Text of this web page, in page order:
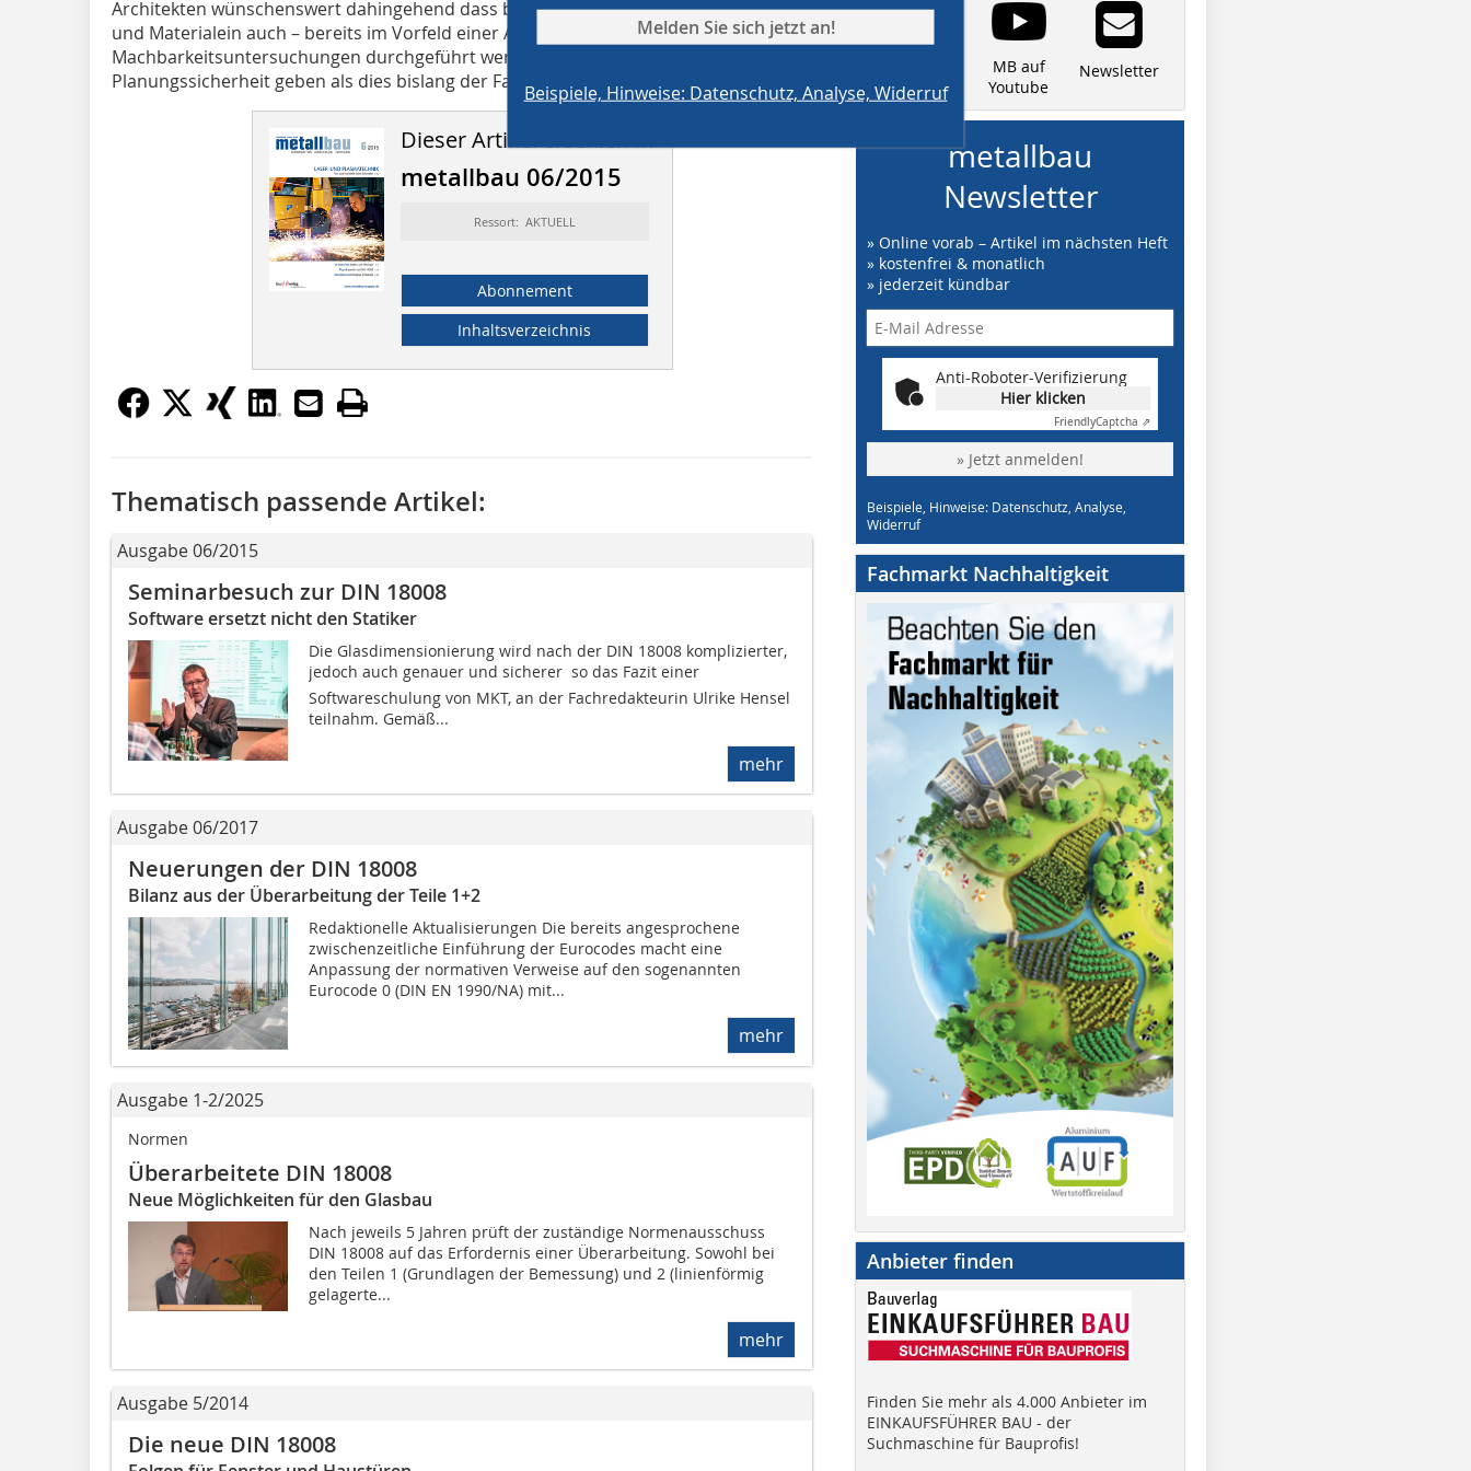
Architekten wünschenswert dahingehend dass bereits – wie bei anderen Bauteilen
und Materialein auch – bereits im Vorfeld einer Ausschreibung Vorstatik und
Machbarkeitsuntersuchungen durchgeführt werden. Dies würde deutlich mehr
Planungssicherheit geben als dies bislang der Fall ist.
Dieser Artikel erschien in
metallbau 06/2015
Ressort: AKTUELL
Abonnement
Inhaltsverzeichnis
Melden Sie sich jetzt an!
Beispiele, Hinweise: Datenschutz, Analyse, Widerruf
Thematisch passende Artikel:
Ausgabe 06/2015
Seminarbesuch zur DIN 18008
Software ersetzt nicht den Statiker
Die Glasdimensionierung wird nach der DIN 18008 komplizierter,
jedoch auch genauer und sicherer  so das Fazit einer
Softwareschulung von MKT, an der Fachredakteurin Ulrike Hensel
teilnahm. Gemäß...
mehr
Ausgabe 06/2017
Neuerungen der DIN 18008
Bilanz aus der Überarbeitung der Teile 1+2
Redaktionelle Aktualisierungen Die bereits angesprochene
zwischenzeitliche Einführung der Eurocodes macht eine
Anpassung der normativen Verweise auf den sogenannten
Eurocode 0 (DIN EN 1990/NA) mit...
mehr
Ausgabe 1-2/2025
Normen
Überarbeitete DIN 18008
Neue Möglichkeiten für den Glasbau
Nach jeweils 5 Jahren prüft der zuständige Normenausschuss
DIN 18008 auf das Erfordernis einer Überarbeitung. Sowohl bei
den Teilen 1 (Grundlagen der Bemessung) und 2 (linienförmig
gelagerte...
mehr
Ausgabe 5/2014
Die neue DIN 18008
facebook
MB auf
Youtube
Newsletter
metallbau
Newsletter
» Online vorab – Artikel im nächsten Heft
» kostenfrei & monatlich
» jederzeit kündbar
Anti-Roboter-Verifizierung
Hier klicken
FriendlyCaptcha ⇗
» Jetzt anmelden!
Beispiele, Hinweise: Datenschutz, Analyse,
Widerruf
Fachmarkt Nachhaltigkeit
Anbieter finden
Finden Sie mehr als 4.000 Anbieter im
EINKAUFSFÜHRER BAU - der
Suchmaschine für Bauprofis!